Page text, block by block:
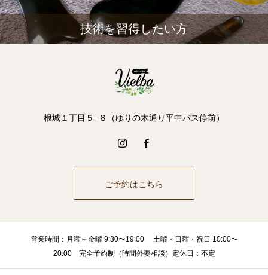
技術を習得したい方
根城１丁目５−８（ゆりの木通り平中バス停前）
ご予約はこちら
営業時間：月曜～金曜 9:30〜19:00 土曜・日曜・祝日 10:00〜
20:00 完全予約制（時間外要相談）定休日：不定